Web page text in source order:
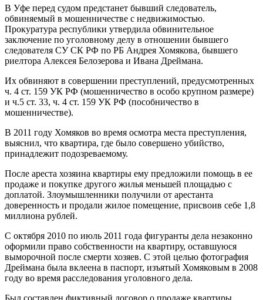
В Уфе перед судом предстанет бывший следователь,
обвиняемый в мошенничестве с недвижимостью.
Прокуратура республики утвердила обвинительное
заключение по уголовному делу в отношении бывшего
следователя СУ СК РФ по РБ Андрея Хомякова, бывшего
риелтора Алексея Белозерова и Ивана Дреймана.
Их обвиняют в совершении преступлений, предусмотренных
ч. 4 ст. 159 УК РФ (мошенничество в особо крупном размере)
и ч.5 ст. 33, ч. 4 ст. 159 УК РФ (пособничество в
мошенничестве).
В 2011 году Хомяков во время осмотра места преступления,
выяснил, что квартира, где было совершено убийство,
принадлежит подозреваемому.
После ареста хозяина квартиры ему предложили помощь в ее
продаже и покупке другого жилья меньшей площадью с
доплатой. Злоумышленники получили от арестанта
доверенность и продали жилое помещение, присвоив себе 1,8
миллиона рублей.
С октября 2010 по июль 2011 года фигуранты дела незаконно
оформили право собственности на квартиру, оставшуюся
выморочной после смерти хозяев. С этой целью фотография
Дреймана была вклеена в паспорт, изъятый Хомяковым в 2008
году во время расследования уголовного дела.